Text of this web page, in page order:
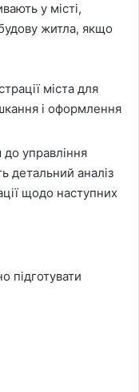
у місті,
житла, якщо
міста для
і оформлення
управління
детальний аналіз
щодо наступних
підготувати